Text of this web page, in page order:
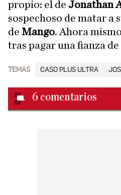
propio: el de Jonathan
sospechoso de matar a
de Mango. Ahora
tras pagar una fianza
TEMAS CASO PLUS ULTRA
6 comentarios